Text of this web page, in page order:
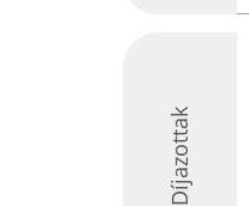
Díjazottak